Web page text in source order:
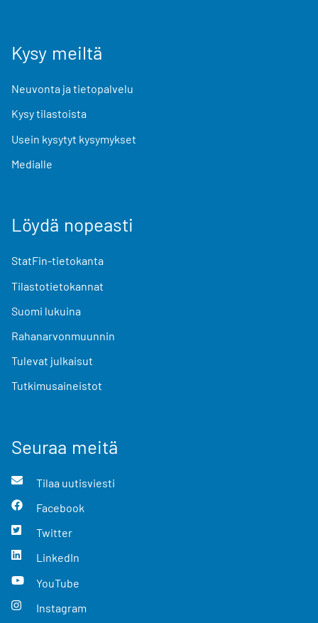
Kysy meiltä
Neuvonta ja tietopalvelu
Kysy tilastoista
Usein kysytyt kysymykset
Medialle
Löydä nopeasti
StatFin-tietokanta
Tilastotietokannat
Suomi lukuina
Rahanarvonmuunnin
Tulevat julkaisut
Tutkimusaineistot
Seuraa meitä
Tilaa uutisviesti
Facebook
Twitter
LinkedIn
YouTube
Instagram